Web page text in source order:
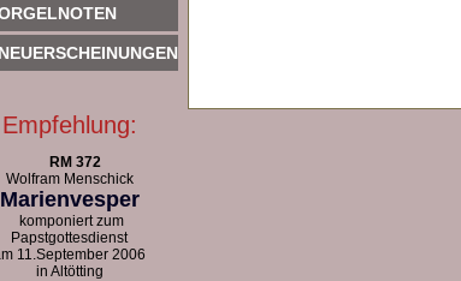
NEUERSCHEINUNGEN
Empfehlung:
RM 372
Wolfram Menschick
Marienvesper
komponiert zum
Papstgottesdienst
11.September 2006
in Altötting